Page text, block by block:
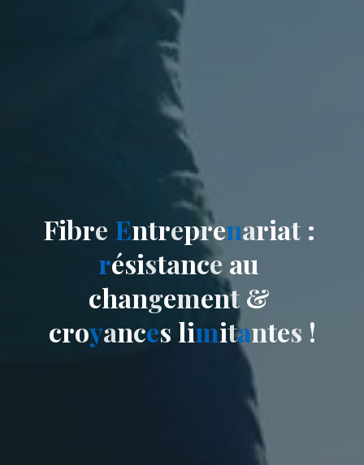
Fibre Entreprenariat :
résistance au
changement &
croyances limitantes !